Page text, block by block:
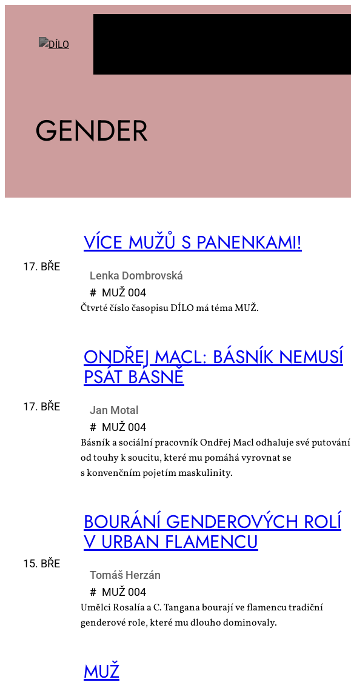
GENDER
17. BŘE
VÍ­CE MUŽŮ S PA­NEN­KA­MI!
Lenka Dombrovská
# MUŽ 004
Čtvrté číslo časopisu DÍLO má téma MUŽ.
17. BŘE
ON­DŘEJ MACL: BÁS­NÍK NE­MU­SÍ
PSÁT BÁS­NĚ
Jan Motal
# MUŽ 004
Básník a sociální pracovník Ondřej Macl odhaluje své putování
od touhy k soucitu, které mu pomáhá vyrovnat se
s konvenčním pojetím maskulinity.
15. BŘE
BOU­RÁ­NÍ GEN­DE­RO­VÝCH RO­LÍ
V UR­BAN FLA­MEN­CU
Tomáš Herzán
# MUŽ 004
Umělci Rosalía a C. Tangana bourají ve flamencu tradiční
genderové role, které mu dlouho dominovaly.
MUŽ